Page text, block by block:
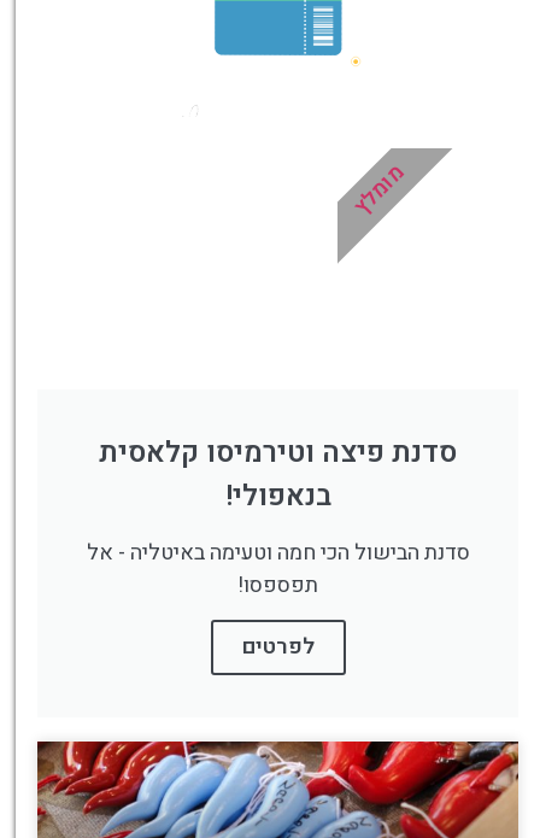
סדנת פיצה וטירמיסו קלאסית
בנאפולי!
סדנת הבישול הכי חמה וטעימה באיטליה - אל
תפספסו!
לפרטים
מומלץ